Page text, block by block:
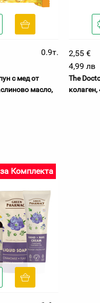
0.9т.
с мед от
масло,
2,55 €
4,99 лв
The
колаген,
Комплекта